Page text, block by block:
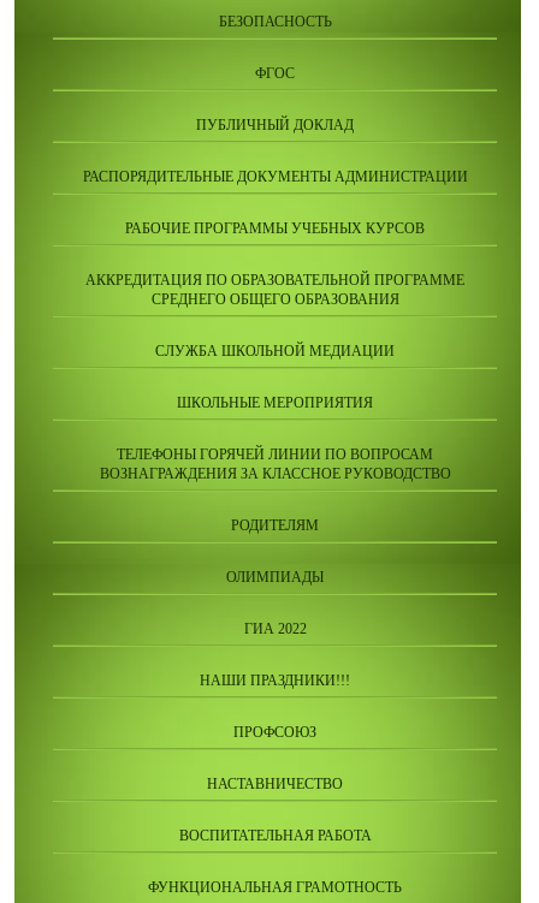
БЕЗОПАСНОСТЬ
ФГОС
ПУБЛИЧНЫЙ ДОКЛАД
РАСПОРЯДИТЕЛЬНЫЕ ДОКУМЕНТЫ АДМИНИСТРАЦИИ
РАБОЧИЕ ПРОГРАММЫ УЧЕБНЫХ КУРСОВ
АККРЕДИТАЦИЯ ПО ОБРАЗОВАТЕЛЬНОЙ ПРОГРАММЕ
СРЕДНЕГО ОБЩЕГО ОБРАЗОВАНИЯ
СЛУЖБА ШКОЛЬНОЙ МЕДИАЦИИ
ШКОЛЬНЫЕ МЕРОПРИЯТИЯ
ТЕЛЕФОНЫ ГОРЯЧЕЙ ЛИНИИ ПО ВОПРОСАМ
ВОЗНАГРАЖДЕНИЯ ЗА КЛАССНОЕ РУКОВОДСТВО
РОДИТЕЛЯМ
ОЛИМПИАДЫ
ГИА 2022
НАШИ ПРАЗДНИКИ!!!
ПРОФСОЮЗ
НАСТАВНИЧЕСТВО
ВОСПИТАТЕЛЬНАЯ РАБОТА
ФУНКЦИОНАЛЬНАЯ ГРАМОТНОСТЬ